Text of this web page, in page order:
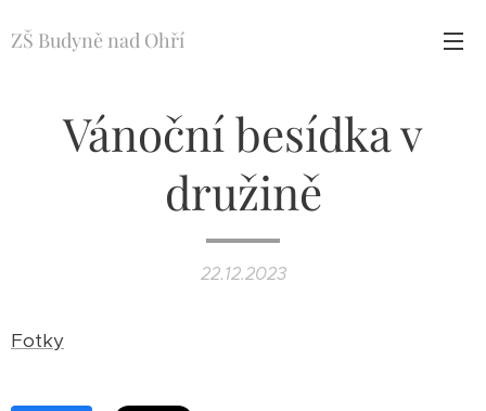
ZŠ Budyně nad Ohří
Vánoční besídka v
družině
22.12.2023
Fotky